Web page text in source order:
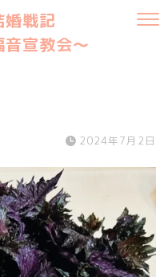
婚戦記
宣教会〜
2024年7月2日